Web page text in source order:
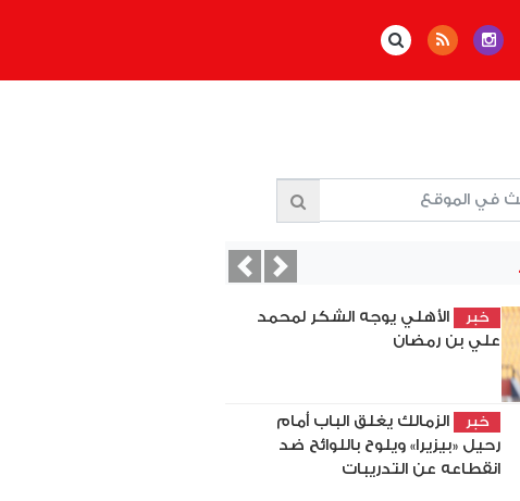
خبر
الأهلي يوجه الشكر لمحمد
علي بن رمضان
خبر
الزمالك يغلق الباب أمام
رحيل «بيزيرا» ويلوح باللوائح ضد
انقطاعه عن التدريبات
PreviousNext